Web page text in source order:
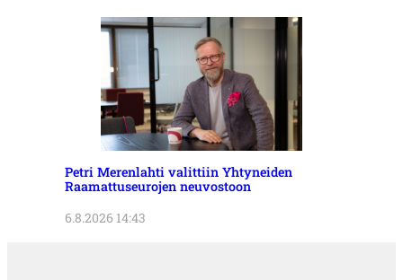
Petri Merenlahti valittiin Yhtyneiden
Raamattuseurojen neuvostoon
6.8.2026 14:43